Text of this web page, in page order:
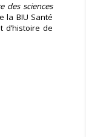
des sciences
la BIU Santé
d’histoire de